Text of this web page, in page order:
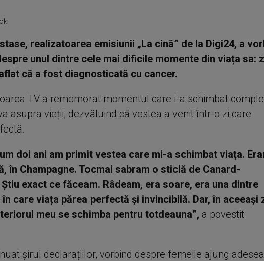
realizatoarea emisiunii „La cină” de la Digi24, a
unul dintre cele mai dificile momente din viața sa:
că a fost diagnosticată cu cancer.
TV a rememorat momentul care i-a schimbat
asupra vieții, dezvăluind că vestea a venit într-o zi care
doi ani am primit vestea care mi-a schimbat viața.
în Champagne. Tocmai sabram o sticlă de Canard-
Știu exact ce făceam. Râdeam, era soare, era una dintre
care viața părea perfectă și invincibilă. Dar, în aceeași
meu se schimba pentru totdeauna”, a povestit
șirul declarațiilor, vorbind despre femeile ajung